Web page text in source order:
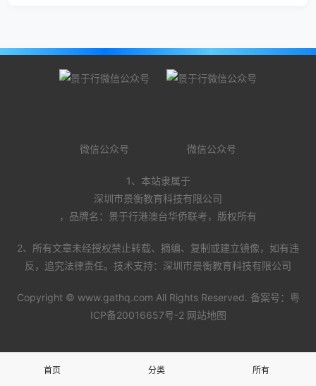
微信公众号 微信公众号
1、本站隶属于
深圳市景衡教育科技有限公司
，品牌名：景于行港澳台华侨联考，版权所有
2、所有文章未经授权禁止转载、摘编、复制或建立镜像，如有违
反，追究法律责任。技术支持：深圳市景衡教育科技有限公司
Copyright © www.gathq.com All Rights Reserved. 备案号： 粤
ICP备20016657号-2 网站地图
首页 分类 所有